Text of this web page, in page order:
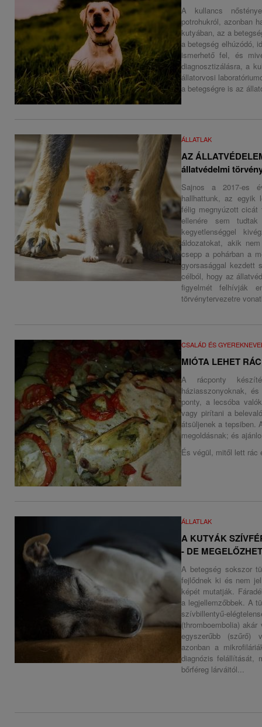
A kullancs
potrohukról, azonban
kutyában, az a
a betegség elhúzódó,
ismerhető fel, és
diagnosztizálásra, a
állatorvosi
a betegségre is az
ÁLLATLAK
AZ
állatvédelmi
Sajnos a 2017-es
hallhattunk, az egyik
félig megnyúzott
ellenére sem
kegyetlenséggel
áldozatokat, akik
csepp a pohárban a
gyorsasággal kezdett
célból, hogy az
figyelmét felhívják
törvénytervezetre
CSALÁD ÉS
MIÓTA LEHET
A rácponty
háziasszonyoknak,
ponty, a lecsóba
vagy pirítani a
átsüljenek a tepsiben.
megoldásnak; és
És végül, mitől lett rác
ÁLLATLAK
A KUTYÁK
- DE
A betegség sokszor
fejlődnek ki és nem
képét mutatják.
a legjellemzőbbek. A
szívbillentyű-
(thromboembolia)
egyszerűbb (szűrő)
azonban a
diagnózis felállítását,
bőrféreg lárváitól...